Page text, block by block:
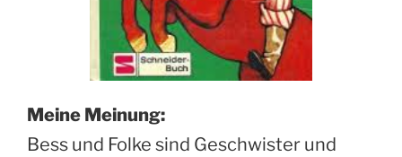
Meine Meinung:
Bess und Folke sind Geschwister und